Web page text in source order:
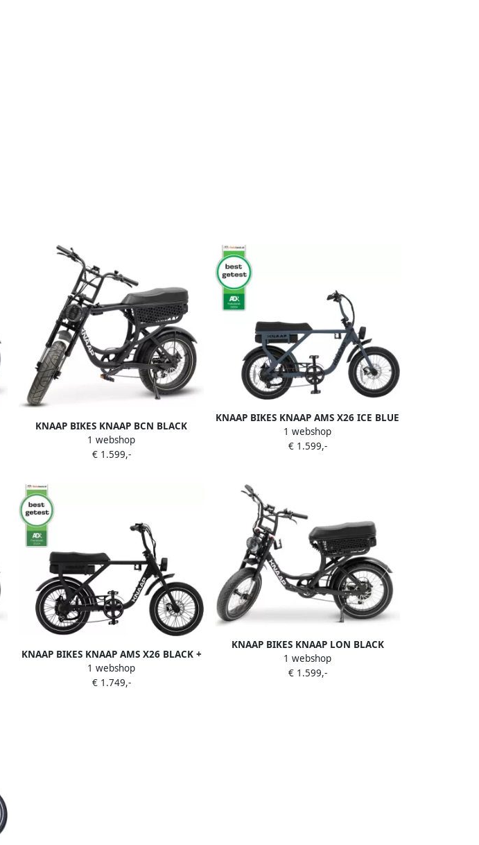
KNAAP BIKES KNAAP BCN BLACK
Elektrische fatbike Rijklaar 2 jaar
garantie Lid van RAI vereniging
1 webshop
€ 1.599,-
KNAAP BIKES KNAAP AMS X26 ICE BLUE
Elektrische fatbike Best getest 2024
Rijklaar 2 jaar garantie Lid van RAI
1 webshop
€ 1.599,-
KNAAP BIKES KNAAP AMS X26 BLACK +
KNAAP track & trace GPS Elektrische
fatbike Best getest 2024 Rijklaar 2 jaar
1 webshop
€ 1.749,-
KNAAP BIKES KNAAP LON BLACK
Elektrische fatbike Rijklaar 2 jaar
garantie Lid van RAI vereniging
1 webshop
€ 1.599,-